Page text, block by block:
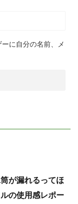
に自分の名前、メ
が漏れるってほ
の使用感レポー